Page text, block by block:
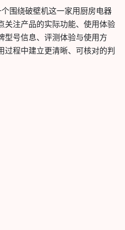
围绕破壁机这一家用厨房电器
关注产品的实际功能、使用体验
型号信息、评测体验与使用方
过程中建立更清晰、可核对的判